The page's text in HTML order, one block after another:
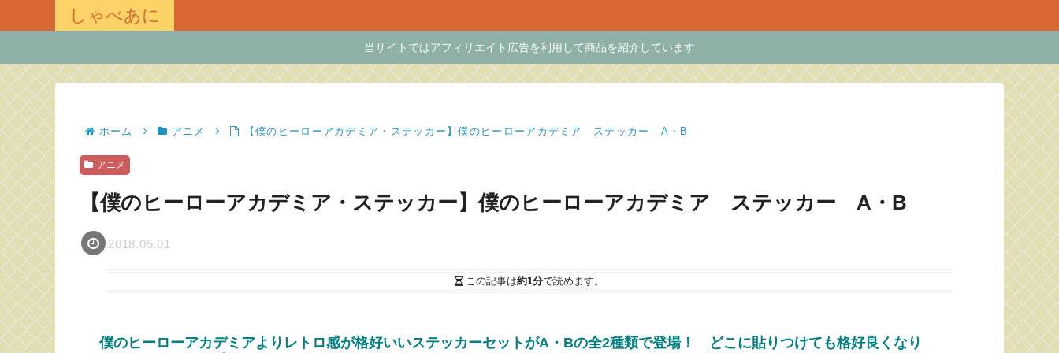
しゃべあに
当サイトではアフィリエイト広告を利用して商品を紹介しています
ホーム アニメ 【僕のヒーローアカデミア・ステッカー】僕のヒーローアカデミア ステッカー A・B
アニメ
【僕のヒーローアカデミア・ステッカー】僕のヒーローアカデミア ステッカー A・B
2018.05.01
この記事は約1分で読めます。
僕のヒーローアカデミアよりレトロ感が格好いいステッカーセットがA・Bの全2種類で登場！ どこに貼りつけても格好良くなり